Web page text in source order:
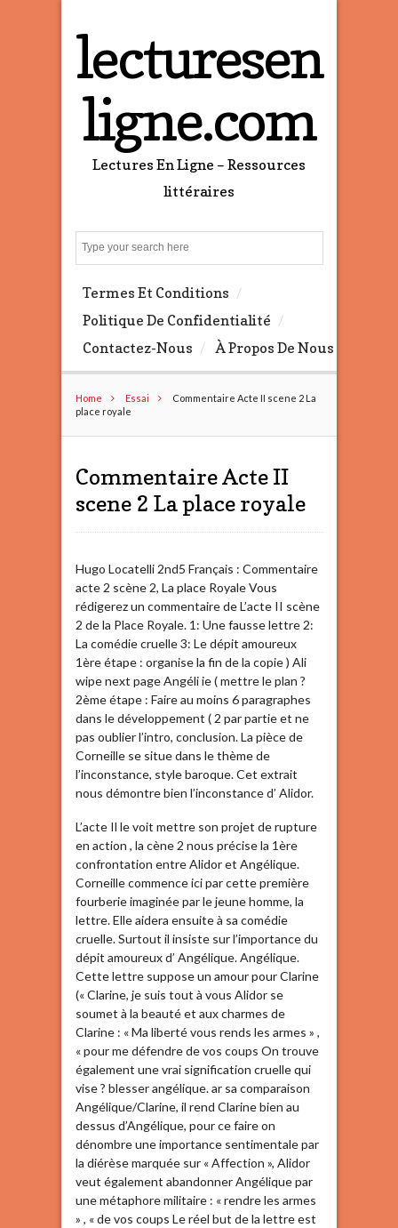
lecturesen
ligne.com
Lectures En Ligne – Ressources
littéraires
e
Termes Et Conditions
Politique De Confidentialité
Contactez-Nous
À Propos De Nous
Home Essai
Commentaire Acte II scene 2 La
place royale
Commentaire Acte II
scene 2 La place royale
Hugo Locatelli 2nd5 Français : Commentaire
acte 2 scène 2, La place Royale Vous
rédigerez un commentaire de L’acte II scène
2 de la Place Royale. 1: Une fausse lettre 2:
La comédie cruelle 3: Le dépit amoureux
1ère étape : organise la fin de la copie ) Ali
wipe next page Angéli ie ( mettre le plan ?
2ème étape : Faire au moins 6 paragraphes
dans le développement ( 2 par partie et ne
pas oublier l’intro, conclusion. La pièce de
Corneille se situe dans le thème de
l’inconstance, style baroque. Cet extrait
nous démontre bien l’inconstance d’ Alidor.
L’acte Il le voit mettre son projet de rupture
en action , la cène 2 nous précise la 1ère
confrontation entre Alidor et Angélique.
Corneille commence ici par cette première
fourberie imaginée par le jeune homme, la
lettre. Elle aidera ensuite à sa comédie
cruelle. Surtout il insiste sur l’importance du
dépit amoureux d’ Angélique. Angélique.
Cette lettre suppose un amour pour Clarine
(« Clarine, je suis tout à vous Alidor se
soumet à la beauté et aux charmes de
Clarine : « Ma liberté vous rends les armes » ,
« pour me défendre de vos coups On trouve
également une vrai signification cruelle qui
vise ? blesser angélique. ar sa comparaison
Angélique/Clarine, il rend Clarine bien au
dessus d’Angélique, pour ce faire on
dénombre une importance sentimentale par
la diérèse marquée sur « Affection », Alidor
veut également abandonner Angélique par
une métaphore militaire : « rendre les armes
» , « de vos coups Le réel but de la lettre est